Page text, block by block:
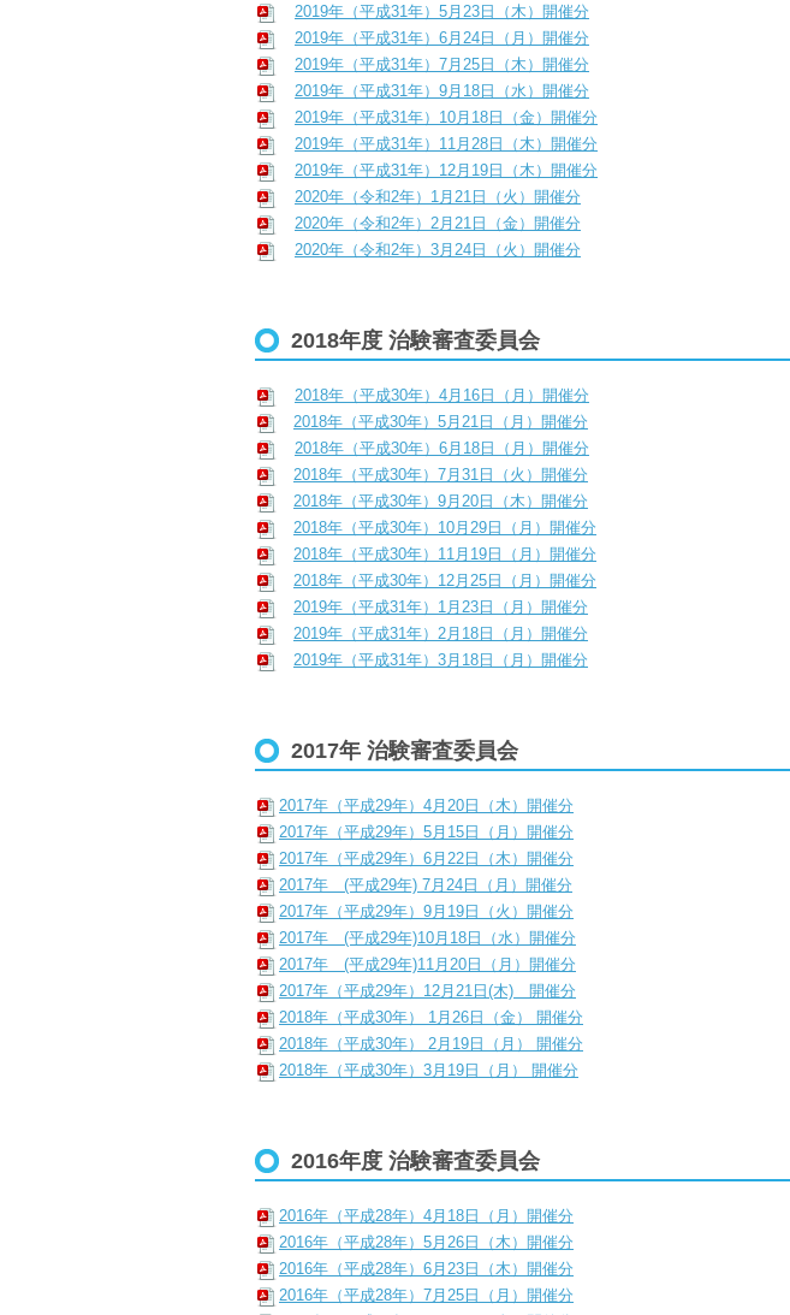
2019年（平成31年）5月23日（木）開催分
2019年（平成31年）6月24日（月）開催分
2019年（平成31年）7月25日（木）開催分
2019年（平成31年）9月18日（水）開催分
2019年（平成31年）10月18日（金）開催分
2019年（平成31年）11月28日（木）開催分
2019年（平成31年）12月19日（木）開催分
2020年（令和2年）1月21日（火）開催分
2020年（令和2年）2月21日（金）開催分
2020年（令和2年）3月24日（火）開催分
2018年度 治験審査委員会
2018年（平成30年）4月16日（月）開催分
2018年（平成30年）5月21日（月）開催分
2018年（平成30年）6月18日（月）開催分
2018年（平成30年）7月31日（火）開催分
2018年（平成30年）9月20日（木）開催分
2018年（平成30年）10月29日（月）開催分
2018年（平成30年）11月19日（月）開催分
2018年（平成30年）12月25日（月）開催分
2019年（平成31年）1月23日（月）開催分
2019年（平成31年）2月18日（月）開催分
2019年（平成31年）3月18日（月）開催分
2017年 治験審査委員会
2017年（平成29年）4月20日（木）開催分
2017年（平成29年）5月15日（月）開催分
2017年（平成29年）6月22日（木）開催分
2017年 (平成29年) 7月24日（月）開催分
2017年（平成29年）9月19日（火）開催分
2017年 (平成29年)10月18日（水）開催分
2017年 (平成29年)11月20日（月）開催分
2017年（平成29年）12月21日(木) 開催分
2018年（平成30年） 1月26日（金） 開催分
2018年（平成30年） 2月19日（月） 開催分
2018年（平成30年）3月19日（月） 開催分
2016年度 治験審査委員会
2016年（平成28年）4月18日（月）開催分
2016年（平成28年）5月26日（木）開催分
2016年（平成28年）6月23日（木）開催分
2016年（平成28年）7月25日（月）開催分